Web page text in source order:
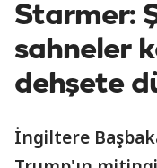
Starmer:
sahneler
dehşete
İngiltere